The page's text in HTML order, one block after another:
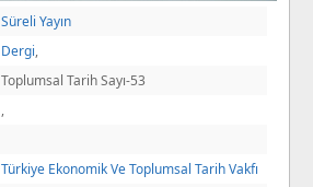
Süreli Yayın
Dergi,
Toplumsal Tarih Sayı-53
,
Türkiye Ekonomik Ve Toplumsal Tarih Vakfı